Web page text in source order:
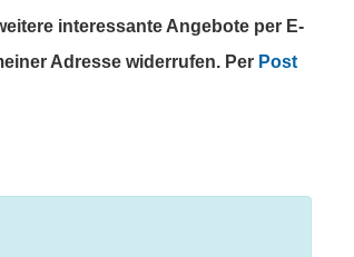
interessante Angebote per E-
Adresse widerrufen. Per Post